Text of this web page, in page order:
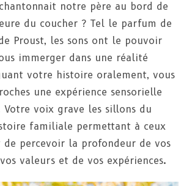
notre père au bord de
du coucher ? Tel le parfum de
Proust, les sons ont le pouvoir
immerger dans une réalité
votre histoire oralement, vous
une expérience sensorielle
Votre voix grave les sillons du
familiale permettant à ceux
de percevoir la profondeur de vos
valeurs et de vos expériences.